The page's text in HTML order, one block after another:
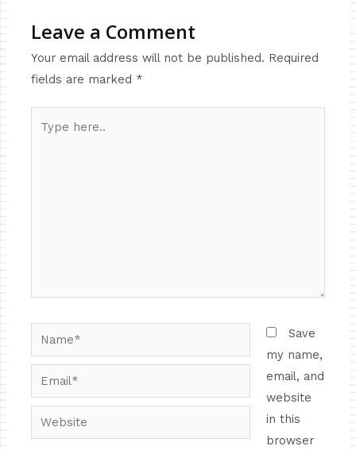
Leave a Comment
Your email address will not be published. Required
fields are marked *
Save
my name,
email, and
website
in this
browser